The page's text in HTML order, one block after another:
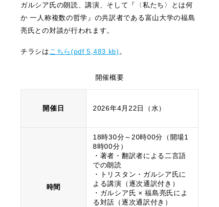
ガルシア氏の朗読、講演、そして『〈私たち〉とは何
か 一人称複数の哲学』の共訳者である富山大学の福島
亮氏との対談が行われます。
チラシはこちら(pdf 5,483 kb)。
開催概要
開催日 2026年4月22日（水）
時間
18時30分～20時00分（開場1
8時00分）
・著者・翻訳者による二言語
での朗読
・トリスタン・ガルシア氏に
よる講演（逐次通訳付き）
・ガルシア氏 × 福島亮氏によ
る対話（逐次通訳付き）